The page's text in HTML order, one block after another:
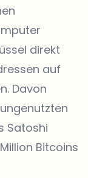
direkt
auf
Davon
Satoshi
Bitcoins